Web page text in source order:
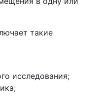
такие
исследования;